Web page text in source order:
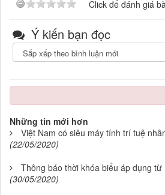
Click để đánh giá
Ý kiến bạn đọc
Những tin mới hơn
Việt Nam có siêu máy tính trí tuệ
(22/05/2020)
Thông báo thời khóa biểu áp dụng từ
(30/05/2020)